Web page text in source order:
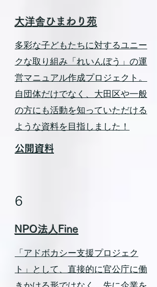
大洋舎ひまわり苑
多彩な子どもたちに対するユニー
クな取り組み「れいんぼう」の運
営マニュアル作成プロジェクト。
自団体だけでなく、大田区や一般
の方にも活動を知っていただける
ような資料を目指しました！
公開資料
6
NPO法人Fine
「アドボカシー支援プロジェク
ト」として、直接的に官公庁に働